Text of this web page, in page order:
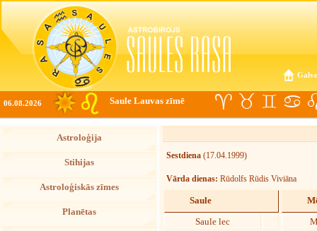
06.08.2026 Saule Lauvas zīmē
Astroloģija
Stihijas
Astroloģiskās zīmes
Planētas
Sestdiena (17.04.1999)
Vārda dienas: Rūdolfs Rūdis Viviāna
Saule
Saule lec